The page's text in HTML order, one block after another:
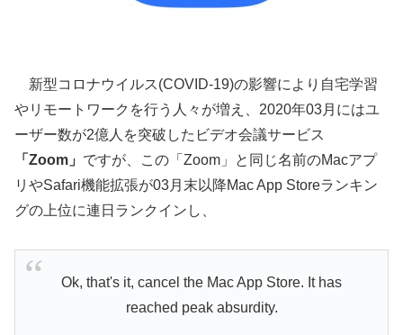
新型コロナウイルス(COVID-19)の影響により自宅学習
やリモートワークを行う人々が増え、2020年03月にはユ
ーザー数が2億人を突破したビデオ会議サービス
「Zoom」 ですが、この「Zoom」と同じ名前のMacアプ
リやSafari機能拡張が03月末以降Mac App Storeランキン
グの上位に連日ランクインし、
Ok, that's it, cancel the Mac App Store. It has
reached peak absurdity.